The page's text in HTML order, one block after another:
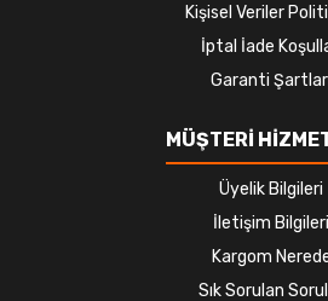
Kişisel Veriler
İptal İade
Garanti
MÜŞTERİ
Üyelik Bilgileri
İletişim Bilgileri
Kargom
Sık Sorulan